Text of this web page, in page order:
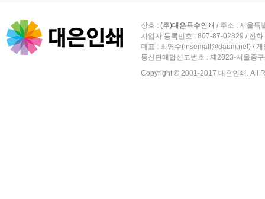
상호 : (주)대은특수인쇄 / 주소 : 서울특
사업자 등록번호 : 867-87-02829 / 전
대표 : 최영수(insemall@daum.net) /
통신판매업신고번호 : 제2023-서울중
Copyright © 2001-2017 대은인쇄. All